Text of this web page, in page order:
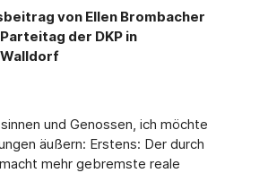
von Ellen Brombacher
der DKP in
und Genossen, ich möchte
äußern: Erstens: Der durch
mehr gebremste reale